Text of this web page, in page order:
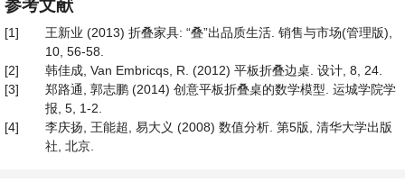
参考文献
[1]
王新业 (2013) 折叠家具: “叠”出品质生活. 销售与市场(管理版),
10, 56-58.
[2]
韩佳成, Van Embricqs, R. (2012) 平板折叠边桌. 设计, 8, 24.
[3]
郑路通, 郭志鹏 (2014) 创意平板折叠桌的数学模型. 运城学院学
报, 5, 1-2.
[4]
李庆扬, 王能超, 易大义 (2008) 数值分析. 第5版, 清华大学出版
社, 北京.